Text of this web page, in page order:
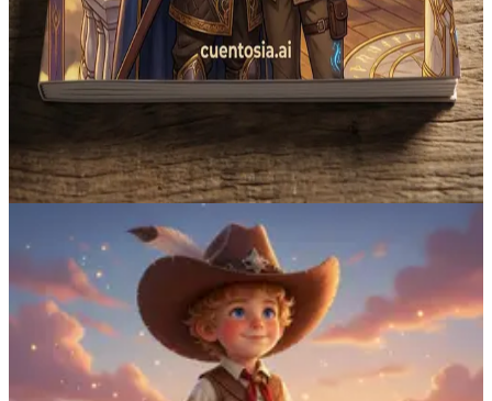
Explorar cuentos educativos
→
Jóvenes y adultos
Narrativa
Historias más elaboradas para lectores mayores. Aventuras, misterio
y emociones profundas.
Explorar cuentos para adultos →
Una misma cara,
infinitas aventuras.
Cada cuento transforma a tu peque en un personaje nuevo. El
mismo niño, esta vez capitán. Mañana, mago. La semana que viene,
astronauta.